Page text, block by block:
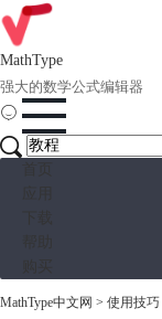
MathType
强大的数学公式编辑器
MathType中文网 > 使用技巧